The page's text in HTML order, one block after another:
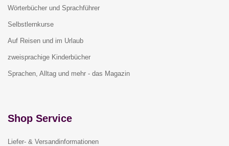
Wörterbücher und Sprachführer
Selbstlernkurse
Auf Reisen und im Urlaub
zweisprachige Kinderbücher
Sprachen, Alltag und mehr - das Magazin
Shop Service
Liefer- & Versandinformationen